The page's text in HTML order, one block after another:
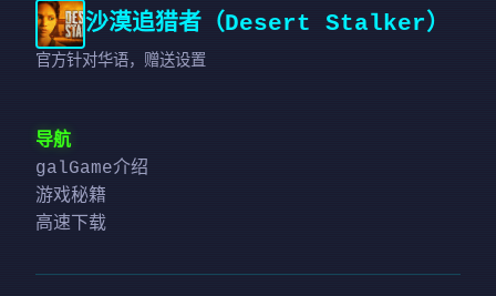
沙漠追猎者（Desert Stalker）
官方针对华语，赠送设置
导航
galGame介绍
游戏秘籍
高速下载